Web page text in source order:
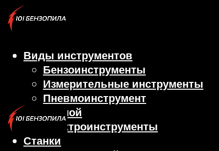
Виды инструментов
Бензоинструменты
Измерительные инструменты
Пневмоинструмент
Ручной
Электроинструменты
Станки